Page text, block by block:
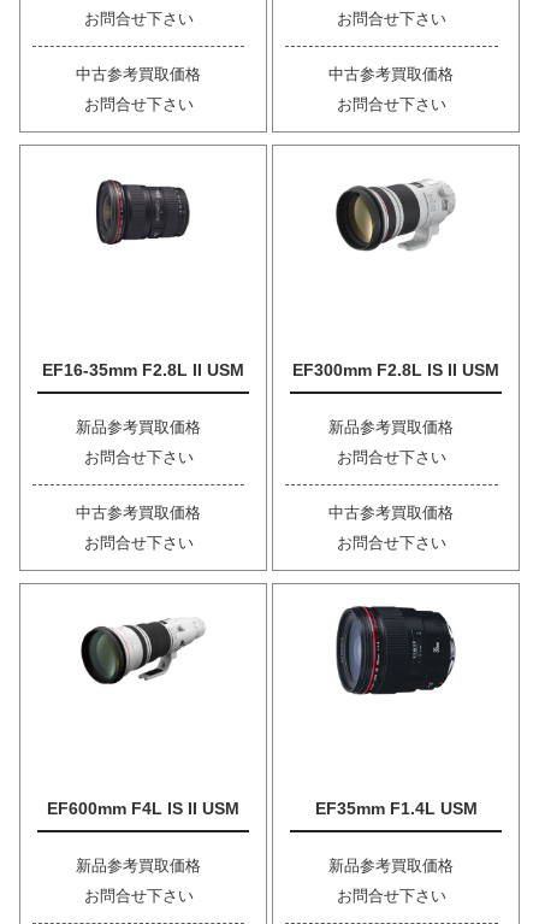
お問合せ下さい
中古参考買取価格
お問合せ下さい
お問合せ下さい
中古参考買取価格
お問合せ下さい
EF16-35mm F2.8L II USM
新品参考買取価格
お問合せ下さい
中古参考買取価格
お問合せ下さい
EF300mm F2.8L IS II USM
新品参考買取価格
お問合せ下さい
中古参考買取価格
お問合せ下さい
EF600mm F4L IS II USM
新品参考買取価格
お問合せ下さい
EF35mm F1.4L USM
新品参考買取価格
お問合せ下さい